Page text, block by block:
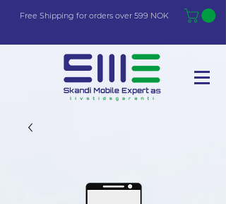
Free Shipping for orders over 599 NOK